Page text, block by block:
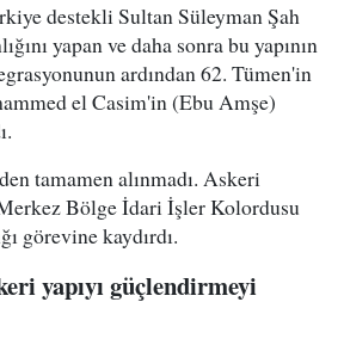
destekli Sultan Süleyman Şah
yapan ve daha sonra bu yapının
ardından 62. Tümen'in
el Casim'in (Ebu Amşe)
tamamen alınmadı. Askeri
Bölge İdari İşler Kolordusu
görevine kaydırdı.
yapıyı güçlendirmeyi